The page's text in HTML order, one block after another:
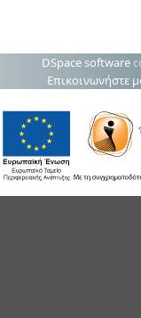
DSpace software
Επικοινωνήστε